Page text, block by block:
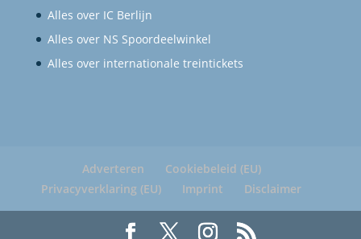
Alles over IC Berlijn
Alles over NS Spoordeelwinkel
Alles over internationale treintickets
Adverteren
Cookiebeleid (EU)
Privacyverklaring (EU)
Imprint Disclaimer